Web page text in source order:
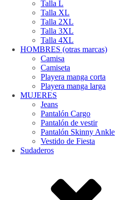
Talla L
Talla XL
Talla 2XL
Talla 3XL
Talla 4XL
HOMBRES (otras marcas)
Camisa
Camiseta
Playera manga corta
Playera manga larga
MUJERES
Jeans
Pantalón Cargo
Pantalón de vestir
Pantalón Skinny Ankle
Vestido de Fiesta
Sudaderos